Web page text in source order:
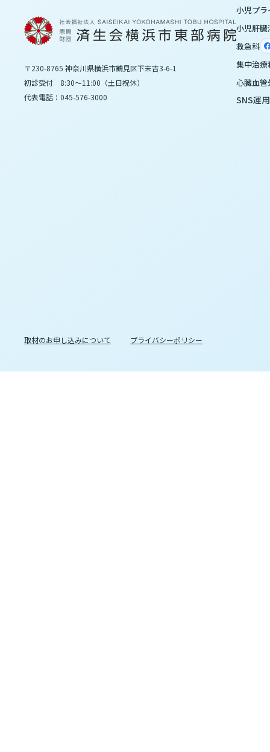
〒230-8765 神奈川県横浜市鶴見区下末吉3-6-1
初診受付 8:30～11:00（土日祝休）
代表電話：045-576-3000
小児プ
小児肝
救急科
集中治療
心臓血管
SNS運
取材のお申し込みについて プライバシーポリシー